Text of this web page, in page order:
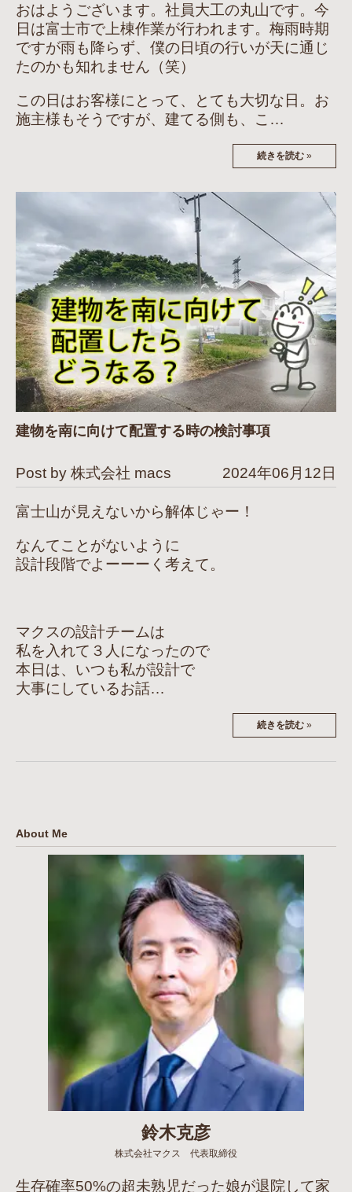
おはようございます。社員大工の丸山です。今
日は富士市で上棟作業が行われます。梅雨時期
ですが雨も降らず、僕の日頃の行いが天に通じ
たのかも知れません（笑）
この日はお客様にとって、とても大切な日。お
施主様もそうですが、建てる側も、こ…
続きを読む »
建物を南に向けて配置する時の検討事項
Post by 株式会社 macs 2024年06月12日
富士山が見えないから解体じゃー！
なんてことがないように
設計段階でよーーーく考えて。
マクスの設計チームは
私を入れて３人になったので
本日は、いつも私が設計で
大事にしているお話…
続きを読む »
About Me
鈴木克彦
株式会社マクス 代表取締役
生存確率50%の超未熟児だった娘が退院して家